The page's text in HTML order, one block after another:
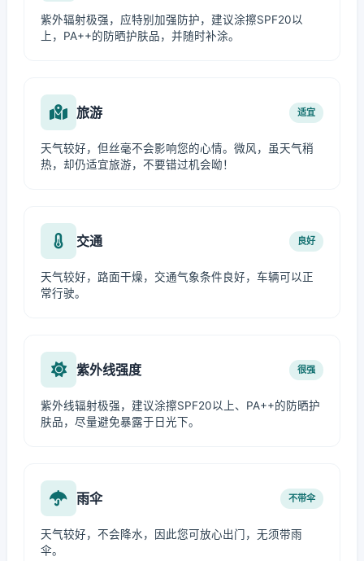
紫外辐射极强，应特别加强防护，建议涂擦SPF20以
上，PA++的防晒护肤品，并随时补涂。
旅游 适宜
天气较好，但丝毫不会影响您的心情。微风，虽天气稍
热，却仍适宜旅游，不要错过机会呦！
交通 良好
天气较好，路面干燥，交通气象条件良好，车辆可以正
常行驶。
紫外线强度 很强
紫外线辐射极强，建议涂擦SPF20以上、PA++的防晒护
肤品，尽量避免暴露于日光下。
雨伞 不带伞
天气较好，不会降水，因此您可放心出门，无须带雨
伞。